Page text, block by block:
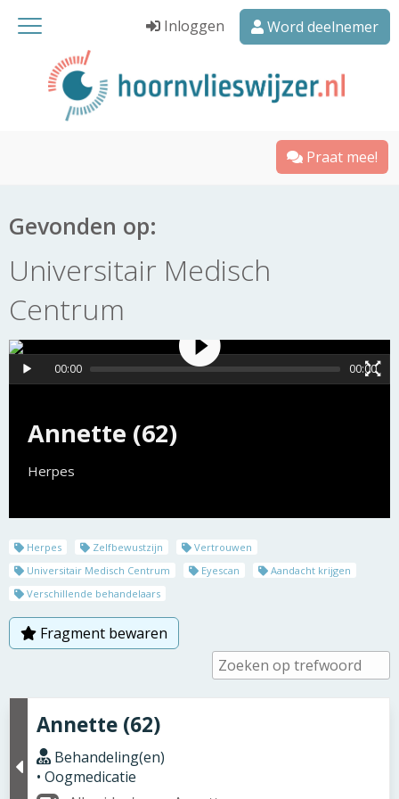
Inloggen Word deelnemer
Praat mee!
Gevonden op:
Universitair Medisch
Centrum
Annette (62)
Herpes
00:00 00:00
Herpes Zelfbewustzijn
Vertrouwen
Universitair Medisch Centrum
Eyescan
Aandacht krijgen
Verschillende behandelaars
Fragment bewaren
Annette (62)
Behandeling(en)
• Oogmedicatie